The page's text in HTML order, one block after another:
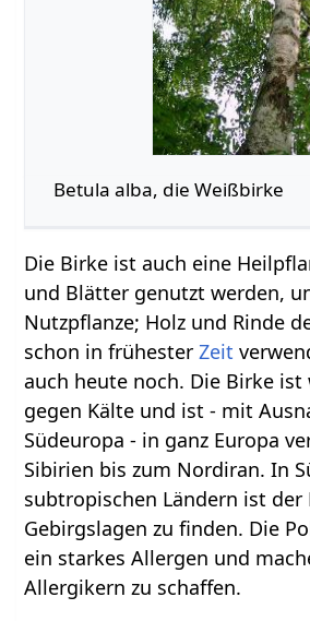
Betula alba, die Weißbirke
Die Birke ist auch eine
und Blätter genutzt werden,
Nutzpflanze; Holz und Rinde
schon in frühesterZeit
auch heute noch. Die Birke
gegen Kälte und ist - mit
Südeuropa - in ganz Europa
Sibirien bis zum Nordiran. In
subtropischen Ländern ist der
Gebirgslagen zu finden. Die
ein starkes Allergen und
Allergikern zu schaffen.